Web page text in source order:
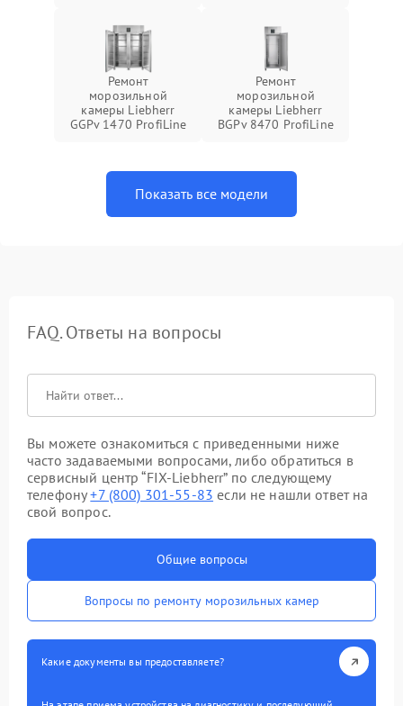
Ремонт
морозильной
камеры Liebherr
GGPv 1470 ProfiLine
Ремонт
морозильной
камеры Liebherr
BGPv 8470 ProfiLine
Показать все модели
FAQ. Ответы на вопросы
Вы можете ознакомиться с приведенными ниже
часто задаваемыми вопросами, либо обратиться в
сервисный центр “FIX-Liebherr” по следующему
телефону+7 (800) 301-55-83 если не нашли ответ на
свой вопрос.
Общие вопросы
Вопросы по ремонту морозильных камер
Какие документы вы предоставляете?